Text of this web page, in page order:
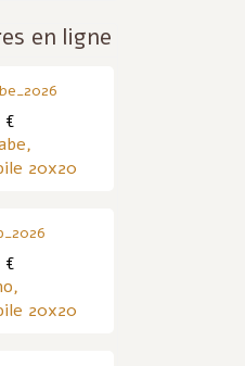
en ligne
€
20x20
€
20x20